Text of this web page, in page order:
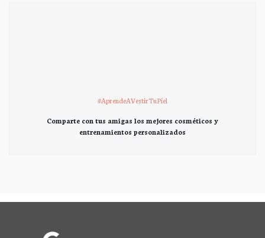
#AprendeAVestirTuPiel
Comparte con tus amigas los mejores cosméticos y
entrenamientos personalizados